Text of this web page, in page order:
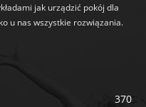
jak urządzić pokój dla
u nas wszystkie rozwiązania.
370